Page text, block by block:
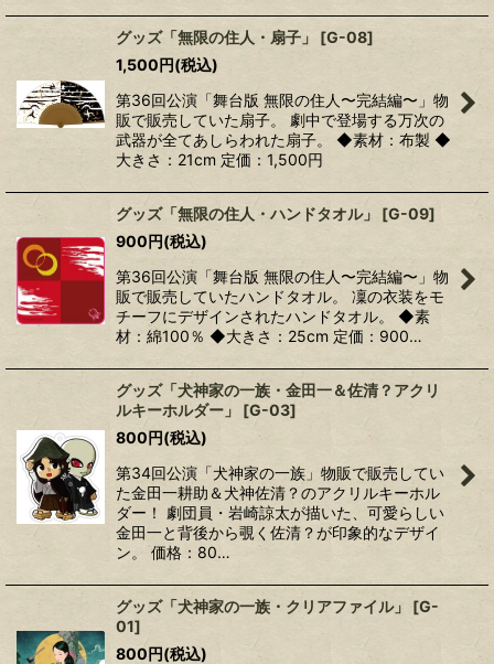
グッズ「無限の住人・扇子」 [G-08]
1,500円(税込)
第36回公演「舞台版 無限の住人〜完結編〜」物
販で販売していた扇子。 劇中で登場する万次の
武器が全てあしらわれた扇子。 ◆素材：布製 ◆
大きさ：21cm 定価：1,500円
グッズ「無限の住人・ハンドタオル」 [G-09]
900円(税込)
第36回公演「舞台版 無限の住人〜完結編〜」物
販で販売していたハンドタオル。 凜の衣装をモ
チーフにデザインされたハンドタオル。 ◆素
材：綿100％ ◆大きさ：25cm 定価：900…
グッズ「犬神家の一族・金田一＆佐清？アクリ
ルキーホルダー」
[G-03]
800円(税込)
第34回公演「犬神家の一族」物販で販売してい
た金田一耕助＆犬神佐清？のアクリルキーホル
ダー！ 劇団員・岩崎諒太が描いた、可愛らしい
金田一と背後から覗く佐清？が印象的なデザイ
ン。 価格：80…
グッズ「犬神家の一族・クリアファイル」 [G-
01]
800円(税込)